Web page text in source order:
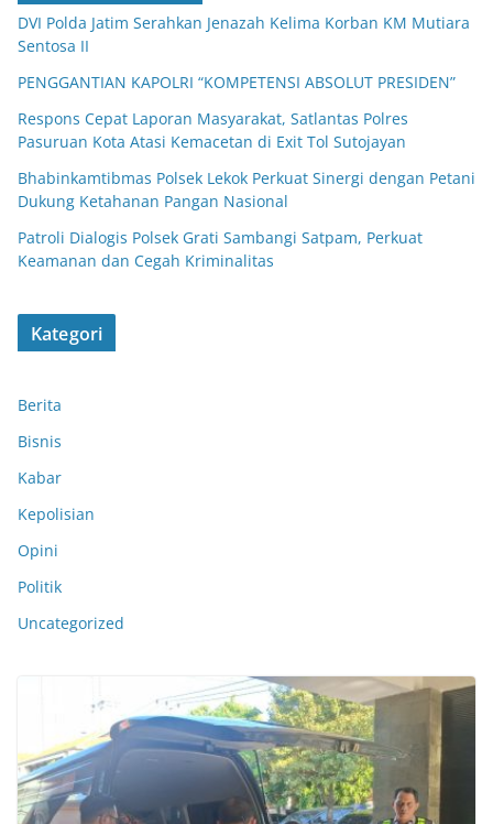
DVI Polda Jatim Serahkan Jenazah Kelima Korban KM Mutiara
Sentosa II
PENGGANTIAN KAPOLRI “KOMPETENSI ABSOLUT PRESIDEN”
Respons Cepat Laporan Masyarakat, Satlantas Polres
Pasuruan Kota Atasi Kemacetan di Exit Tol Sutojayan
Bhabinkamtibmas Polsek Lekok Perkuat Sinergi dengan Petani
Dukung Ketahanan Pangan Nasional
Patroli Dialogis Polsek Grati Sambangi Satpam, Perkuat
Keamanan dan Cegah Kriminalitas
Kategori
Berita
Bisnis
Kabar
Kepolisian
Opini
Politik
Uncategorized